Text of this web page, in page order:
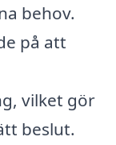
behov.
på att
vilket gör
beslut.